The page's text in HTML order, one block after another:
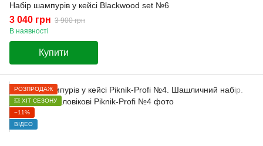
Набір шампурів у кейсі Blackwood set №6
3 040 грн 3 900 грн
В наявності
Купити
РОЗПРОДАЖ
💥 ХІТ СЕЗОНУ
−11%
ВІДЕО